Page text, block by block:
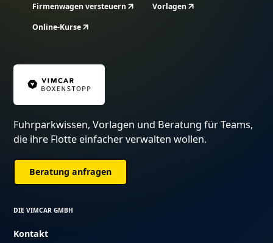
Firmenwagen versteuern
Vorlagen
Online-Kurse
Fuhrparkwissen, Vorlagen und Beratung für Teams,
die ihre Flotte einfacher verwalten wollen.
Beratung anfragen
DIE VIMCAR GMBH
Kontakt